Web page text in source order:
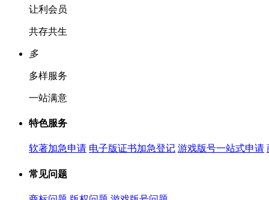
让利会员
共存共生
多
多样服务
一站满意
特色服务
软著加急申请 电子版证书加急登记 游戏版号一站式申请
常见问题